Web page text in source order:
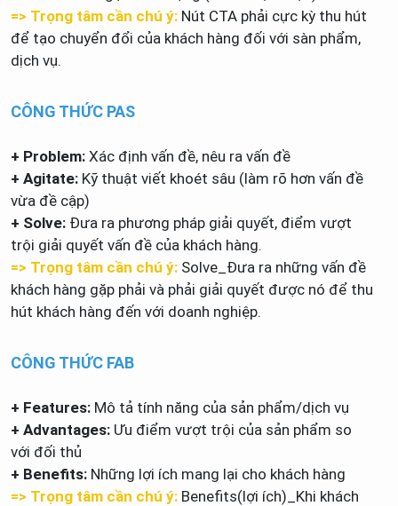
=> Trọng tâm cần chú ý: Nút CTA phải cực kỳ thu hút
để tạo chuyển đổi của khách hàng đối với sàn phẩm,
dịch vụ.
CÔNG THỨC PAS
+ Problem: Xác định vấn đề, nêu ra vấn đề
+ Agitate: Kỹ thuật viết khoét sâu (làm rõ hơn vấn đề
vừa đề cập)
+ Solve: Đưa ra phương pháp giải quyết, điểm vượt
trội giải quyết vấn đề của khách hàng.
=> Trọng tâm cần chú ý: Solve_Đưa ra những vấn đề
khách hàng gặp phải và phải giải quyết được nó để thu
hút khách hàng đến với doanh nghiệp.
CÔNG THỨC FAB
+ Features: Mô tả tính năng của sản phẩm/dịch vụ
+ Advantages: Ưu điểm vượt trội của sản phẩm so
với đối thủ
+ Benefits: Những lợi ích mang lại cho khách hàng
=> Trọng tâm cần chú ý: Benefits(lợi ích)_Khi khách